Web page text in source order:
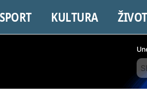
SPORT KULTURA ŽIVOT